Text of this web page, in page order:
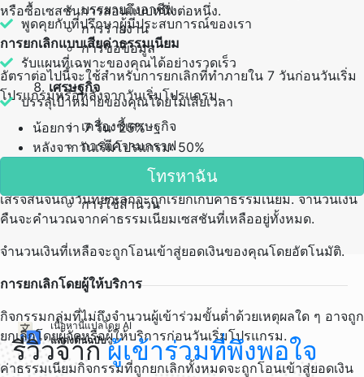
บรรยายถึงอาชีพ
การรายงาน
การขอข้อมูล
เศรษฐกิจ
เครื่องชี้เศรษฐกิจ
การตีความกราฟ
การคาดการณ์
ธนาคารกลาง
การใช้สำนวน
เนื้อหานี้แปลโดย AI
แสดงต้นฉบับ
หรือซื้อเซสชันการสอนแบบหนึ่งต่อหนึ่ง.
การยกเลิกแบบเสียค่าธรรมเนียม
อัตราต่อไปนี้จะใช้สำหรับการยกเลิกที่ทำภายใน 7 วันก่อนวันเริ่ม
โปรแกรมหรือหลังจากวันเริ่มโปรแกรม.
น้อยกว่า 7 วัน: 25%
หลังจากวันเริ่มโปรแกรม: 50%
สำหรับการยกเลิกที่ทำหลังจากวันเริ่มโปรแกรม เซสชันที่เริ่มหรือ
เสร็จสิ้นจนถึงวันที่ยกเลิกจะถูกเรียกเก็บค่าธรรมเนียม. จำนวนเงิน
คืนจะคำนวณจากค่าธรรมเนียมเซสชันที่เหลืออยู่ทั้งหมด.
จำนวนเงินที่เหลือจะถูกโอนเข้าสู่ยอดเงินของคุณโดยอัตโนมัติ.
การยกเลิกโดยผู้ให้บริการ
กิจกรรมกลุ่มที่ไม่ถึงจำนวนผู้เข้าร่วมขั้นต่ำด้วยเหตุผลใด ๆ อาจถูก
ยกเลิกโดยผู้จัดหรือผู้ให้บริการก่อนวันเริ่มโปรแกรม.
ค่าธรรมเนียมกิจกรรมที่ถูกยกเลิกทั้งหมดจะถูกโอนเข้าสู่ยอดเงิน
พูดคุยกับที่ปรึกษาผู้มีประสบการณ์ของเรา
รับแผนที่เฉพาะของคุณได้อย่างรวดเร็ว
บรรลุเป้าหมายของคุณโดยไม่เสียเวลา
โทรหาฉัน
รีวิวจากผู้เข้าร่วมที่พึงพอใจ